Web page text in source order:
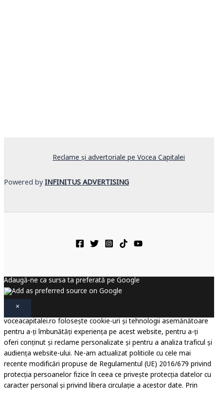
Reclame și advertoriale pe Vocea Capitalei
Powered by INFINITUS ADVERTISING
Adaugă-ne ca sursa ta preferată pe Google
×
voceacapitalei.ro folosește cookie-uri și tehnologii asemănătoare
pentru a-ți îmbunătăți experiența pe acest website, pentru a-ți
oferi conținut și reclame personalizate și pentru a analiza traficul și
audiența website-ului. Ne-am actualizat politicile cu cele mai
recente modificări propuse de Regulamentul (UE) 2016/679 privind
protecția persoanelor fizice în ceea ce privește protecția datelor cu
caracter personal și privind libera circulație a acestor date. Prin